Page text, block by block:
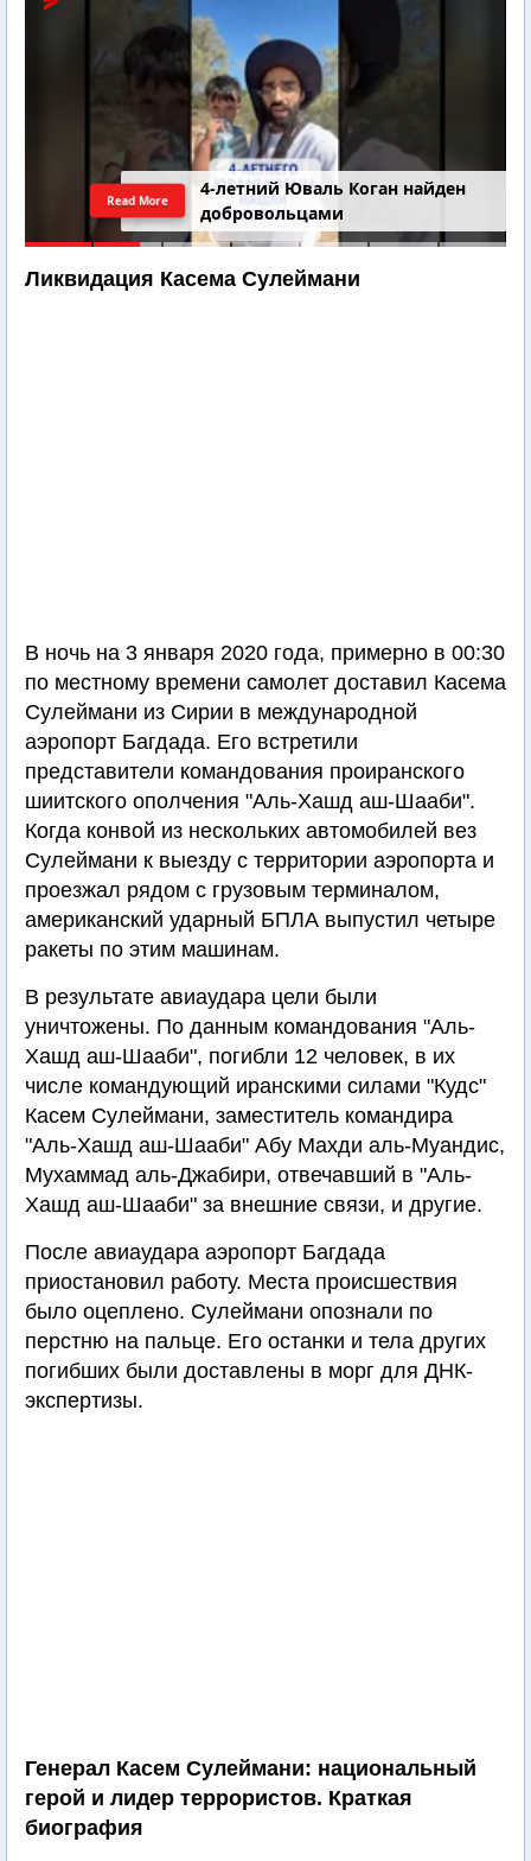
4-летний Юваль Коган найден
добровольцами
Read More
Ликвидация Касема Сулеймани
В ночь на 3 января 2020 года, примерно в 00:30
по местному времени самолет доставил Касема
Сулеймани из Сирии в международной
аэропорт Багдада. Его встретили
представители командования проиранского
шиитского ополчения "Аль-Хашд аш-Шааби".
Когда конвой из нескольких автомобилей вез
Сулеймани к выезду с территории аэропорта и
проезжал рядом с грузовым терминалом,
американский ударный БПЛА выпустил четыре
ракеты по этим машинам.
В результате авиаудара цели были
уничтожены. По данным командования "Аль-
Хашд аш-Шааби", погибли 12 человек, в их
числе командующий иранскими силами "Кудс"
Касем Сулеймани, заместитель командира
"Аль-Хашд аш-Шааби" Абу Махди аль-Муандис,
Мухаммад аль-Джабири, отвечавший в "Аль-
Хашд аш-Шааби" за внешние связи, и другие.
После авиаудара аэропорт Багдада
приостановил работу. Места происшествия
было оцеплено. Сулеймани опознали по
перстню на пальце. Его останки и тела других
погибших были доставлены в морг для ДНК-
экспертизы.
Генерал Касем Сулеймани: национальный
герой и лидер террористов. Краткая
биография